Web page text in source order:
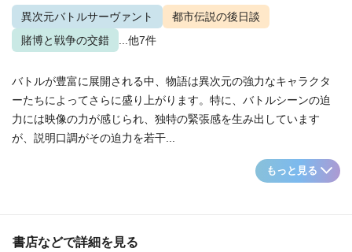
異次元バトルサーヴァント
都市伝説の後日談
賭博と戦争の交錯
...他7件
バトルが豊富に展開される中、物語は異次元の強力なキャラクタ
ーたちによってさらに盛り上がります。特に、バトルシーンの迫
力には映像の力が感じられ、独特の緊張感を生み出しています
が、説明口調がその迫力を若干...
もっと見る
書店などで詳細を見る